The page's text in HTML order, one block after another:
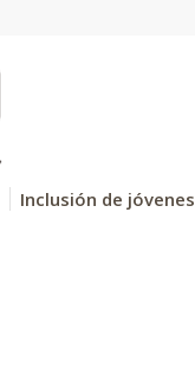
Inclusión de jóvenes